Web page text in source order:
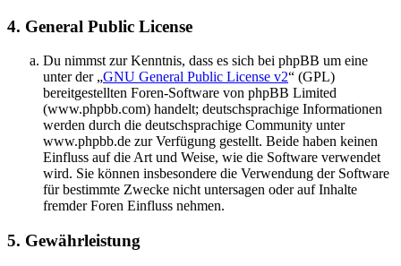
4. General Public License
Du nimmst zur Kenntnis, dass es sich bei phpBB um eine
unter der „GNU General Public License v2“ (GPL)
bereitgestellten Foren-Software von phpBB Limited
(www.phpbb.com) handelt; deutschsprachige Informationen
werden durch die deutschsprachige Community unter
www.phpbb.de zur Verfügung gestellt. Beide haben keinen
Einfluss auf die Art und Weise, wie die Software verwendet
wird. Sie können insbesondere die Verwendung der Software
für bestimmte Zwecke nicht untersagen oder auf Inhalte
fremder Foren Einfluss nehmen.
5. Gewährleistung